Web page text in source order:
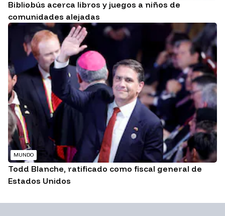
Bibliobús acerca libros y juegos a niños de
comunidades alejadas
MUNDO
Todd Blanche, ratificado como fiscal general de
Estados Unidos